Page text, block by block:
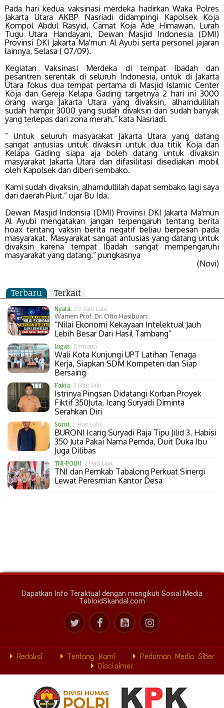
Pada hari kedua vaksinasi merdeka hadirkan Waka Polres
Jakarta Utara AKBP Nasriadi didampingi Kapolsek Koja
Kompol Abdul Rasyid, Camat Koja Ade Himawan, Lurah
Tugu Utara Handayani, Dewan Masjid Indonesia (DMI)
Provinsi DKI Jakarta Ma'mun Al Ayubi serta personel jajaran
lainnya, Selasa ( 07/09).
Kegiatan Vaksinasi Merdeka di tempat Ibadah dan
pesantren serentak di seluruh Indonesia, untuk di Jakarta
Utara fokus dua tempat pertama di Masjid Islamic Center
Koja dan Gereja Kelapa Gading targetnya 2 hari ini 3000
orang warga Jakarta Utara yang divaksin, alhamdullilah
sudah hampir 3000 yang sudah divaksin dan sudah banyak
yang terlepas dari zona merah.” kata Nasriadi.
” Untuk seluruh masyarakat Jakarta Utara yang datang
sangat antusias untuk divaksin untuk dua titik Koja dan
Kelapa Gading siapa aja boleh datang untuk divaksin
masyarakat Jakarta Utara dan difasilitasi disediakan mobil
oleh Kapolsek dan diberi sembako.
Kami sudah divaksin, alhamdullilah dapat sembako lagi saya
dari daerah Pluit.” ujar Bu Ida.
Dewan Masjid Indonsia (DMI) Provinsi DKI Jakarta Ma'mun
Al Ayubi mengatakan jangan terpengaruh tentang berita
hoax tentang vaksin berita negatif beliau berpesan pada
masyarakat. Masyarakat sangat antusias yang datang untuk
divaksin karena tempat Ibadah sangat mempengaruhi
masyarakat yang datang.” pungkasnya
(Novi)
Terbaru Terkait
Nyata, 20 Jam Lalu
Wamen Prof. Dr. Otto Hasibuan:
“Nilai Ekonomi Kekayaan Intelektual Jauh
Lebih Besar Dari Hasil Tambang”
Lugas, Kemarin
Wali Kota Kunjungi UPT Latihan Tenaga
Kerja, Siapkan SDM Kompeten dan Siap
Bersaing
Fakta, 2 Hari Lalu
Istrinya Pingsan Didatangi Korban Proyek
Fiktif 350Juta, Icang Suryadi Diminta
Serahkan Diri
Sorot, 2 Hari Lalu
BURON! Icang Suryadi Raja Tipu Jilid 3, Habisi
350 Juta Pakai Nama Pemda, Duit Duka Ibu
Juga Dilibas
TNI-POLRI, 2 Hari Lalu
TNI dan Pemkab Tabalong Perkuat Sinergi
Lewat Peresmian Kantor Desa
Dapatkan Info Teraktual dengan mengikuti Sosial Media
TabloidSkandal.com
Redaksi Tentang Kami
Pedoman Media Siber
Disclaimer